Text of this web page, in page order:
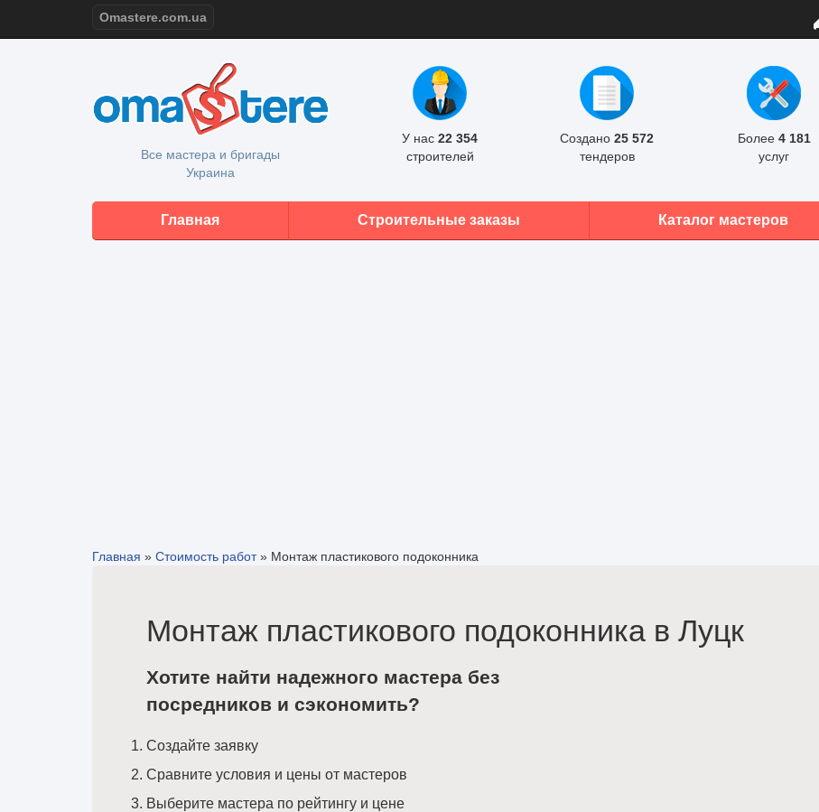
Omastere.com.ua
Все мастера и бригады
Украина
У нас 22 354
строителей
Создано 25 572
тендеров
Более 4 181
услуг
Главная Строительные заказы Каталог мастеров
Главная » Стоимость работ» Монтаж пластикового подоконника
Монтаж пластикового подоконника в Луцк
Хотите найти надежного мастера без
посредников и сэкономить?
Создайте заявку
Сравните условия и цены от мастеров
Выберите мастера по рейтингу и цене